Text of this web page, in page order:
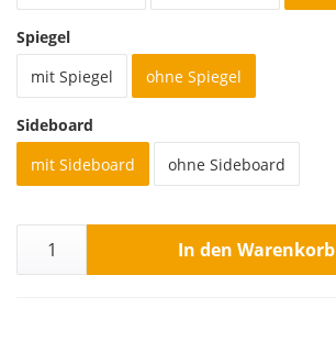
Spiegel
mit Spiegel
ohne Spiegel
Sideboard
mit Sideboard
ohne Sideboard
In den Warenkorb